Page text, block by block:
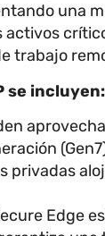
una
trabajo
se incluyen:
privadas
Edge